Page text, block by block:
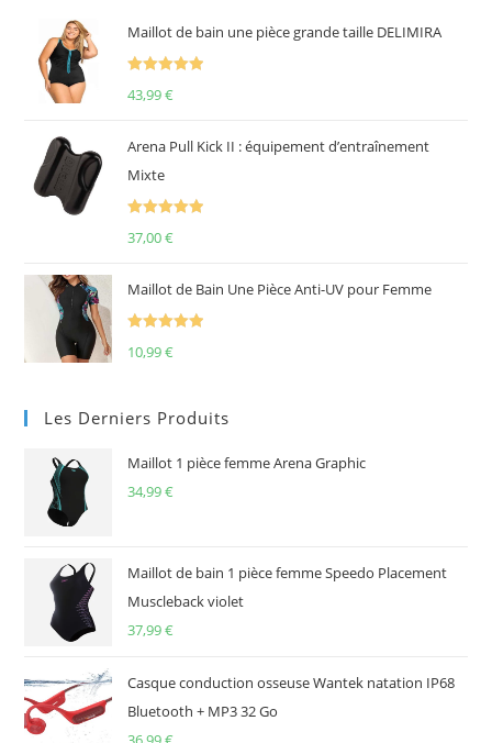
Maillot de bain une pièce grande taille DELIMIRA
43,99€
Arena Pull Kick II : équipement d’entraînement
Mixte
37,00€
Maillot de Bain Une Pièce Anti-UV pour Femme
10,99€
Les Derniers Produits
Maillot 1 pièce femme Arena Graphic
34,99€
Maillot de bain 1 pièce femme Speedo Placement
Muscleback violet
37,99€
Casque conduction osseuse Wantek natation IP68
Bluetooth + MP3 32 Go